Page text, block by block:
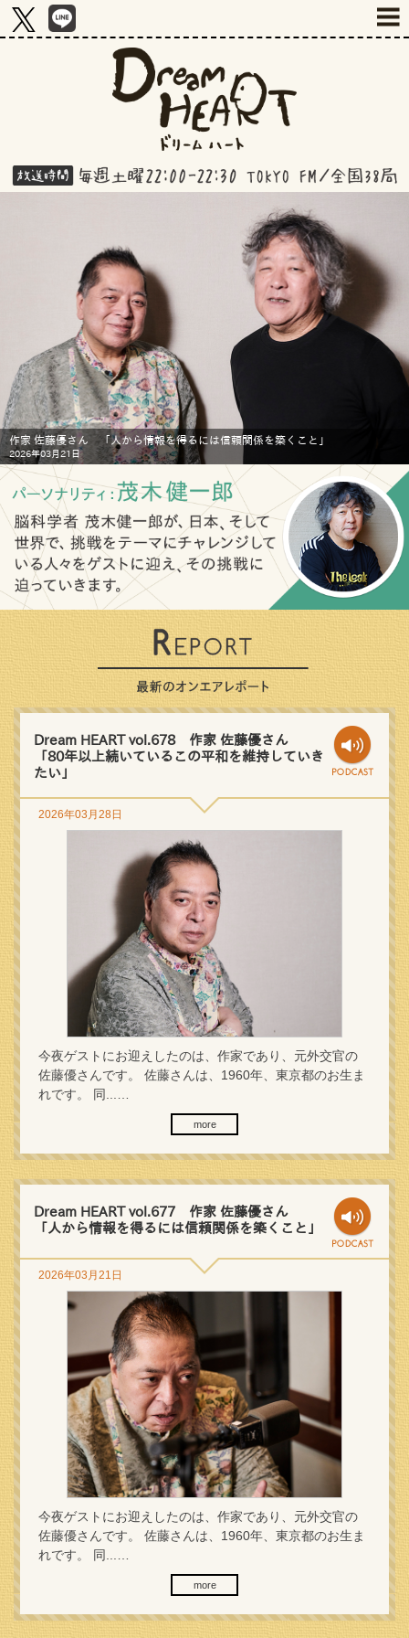
作家 佐藤優さん 「人から情報を得るには信頼関係を築くこと」
2026年03月21日
Dream HEART vol.678 作家 佐藤優さん
「80年以上続いているこの平和を維持していき
たい」
2026年03月28日
今夜ゲストにお迎えしたのは、作家であり、元外交官の
佐藤優さんです。 佐藤さんは、1960年、東京都のお生ま
れです。 同...…
more
Dream HEART vol.677 作家 佐藤優さん
「人から情報を得るには信頼関係を築くこと」
2026年03月21日
今夜ゲストにお迎えしたのは、作家であり、元外交官の
佐藤優さんです。 佐藤さんは、1960年、東京都のお生ま
れです。 同...…
more